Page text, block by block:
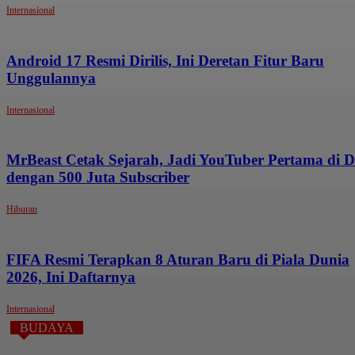
Internasional
Android 17 Resmi Dirilis, Ini Deretan Fitur Baru
Unggulannya
Internasional
MrBeast Cetak Sejarah, Jadi YouTuber Pertama di
dengan 500 Juta Subscriber
Hiburan
FIFA Resmi Terapkan 8 Aturan Baru di Piala Dunia
2026, Ini Daftarnya
Internasional
BUDAYA